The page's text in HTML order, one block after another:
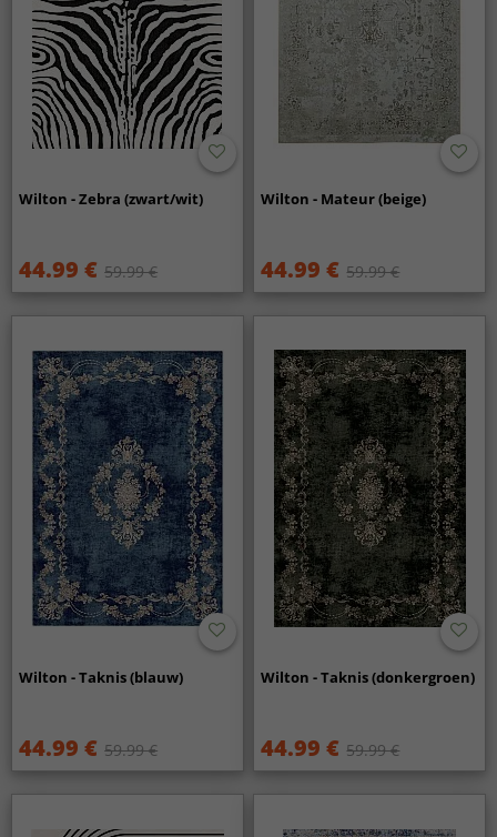
Wilton - Zebra (zwart/wit)
44.99 € 59.99 €
Wilton - Mateur (beige)
44.99 € 59.99 €
Wilton - Taknis (blauw)
44.99 € 59.99 €
Wilton - Taknis (donkergroen)
44.99 € 59.99 €